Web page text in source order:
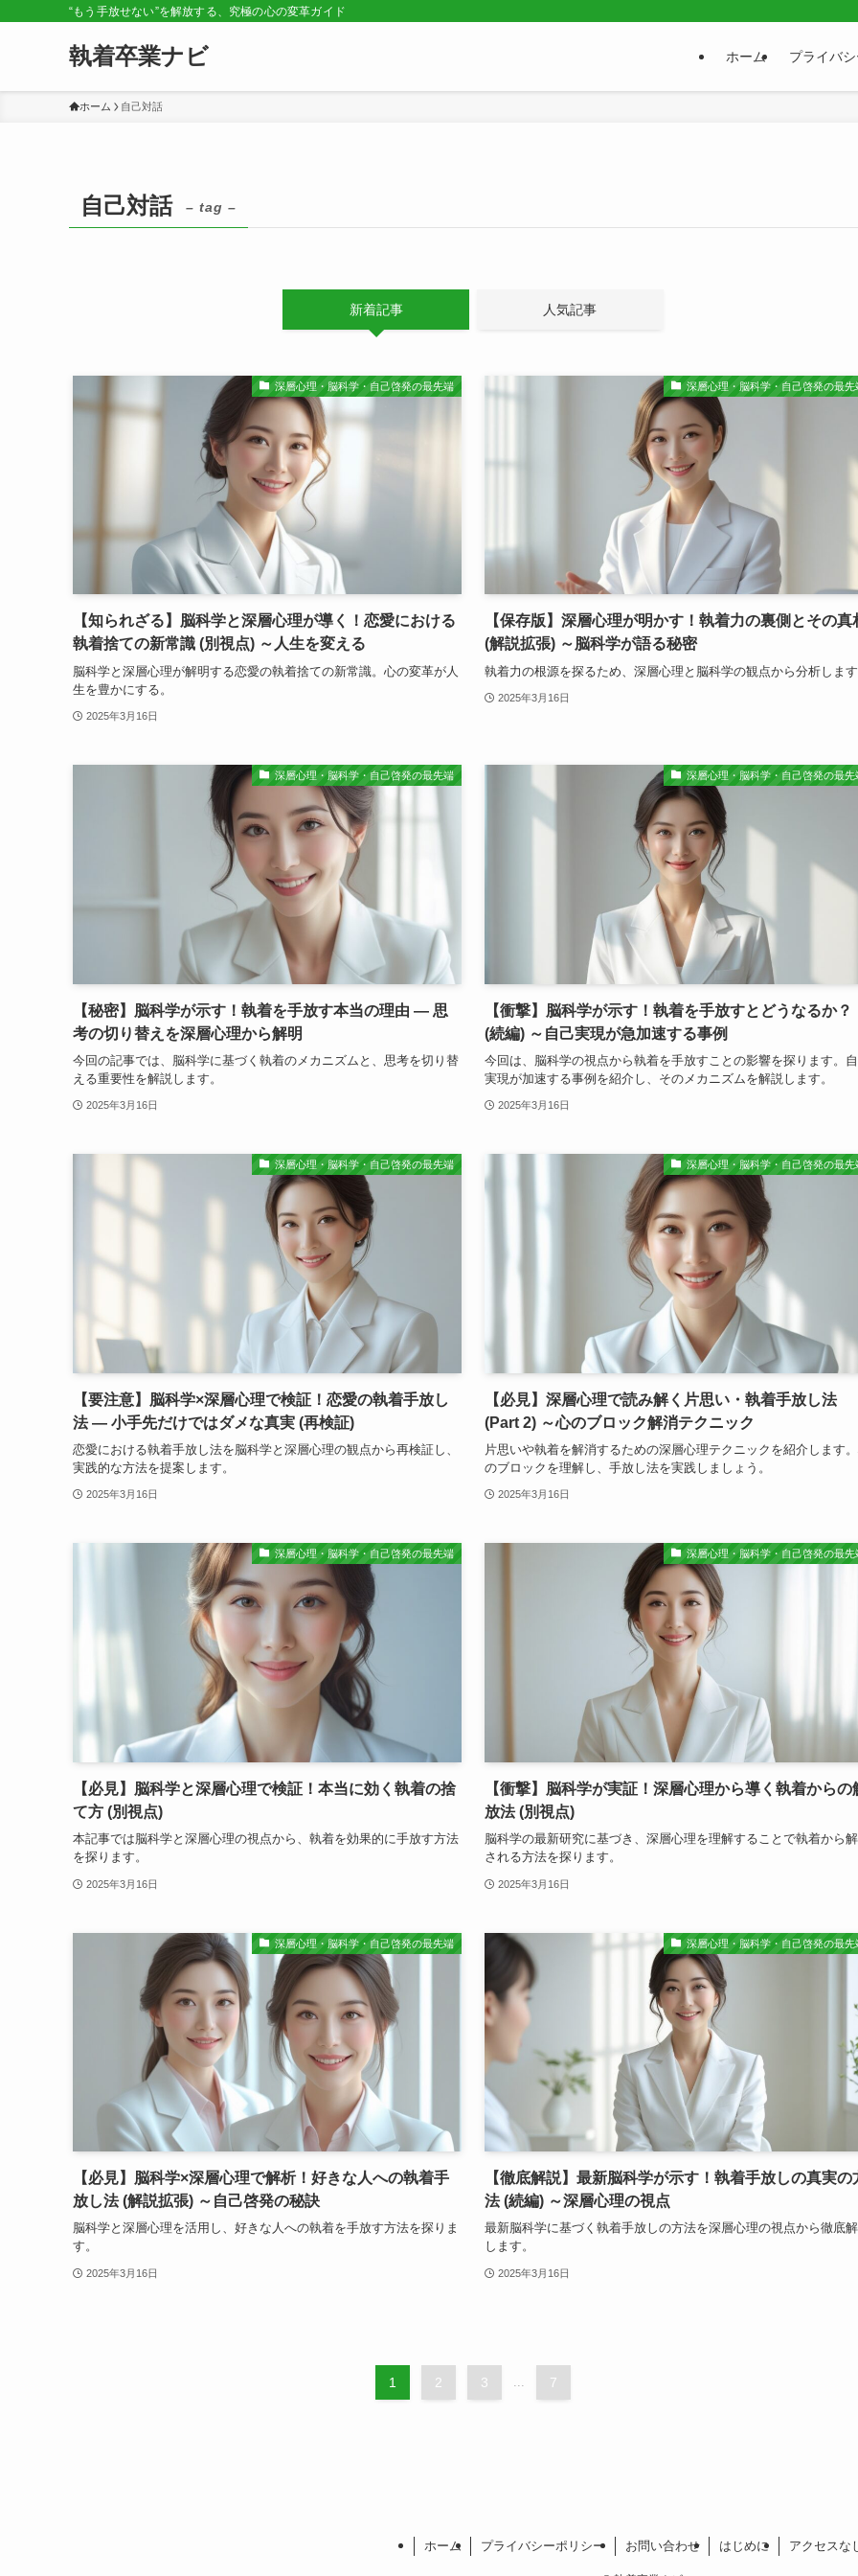
“もう手放せない”を解放する、究極の心の変革ガイド
執着卒業ナビ ホーム プライバ
ホーム 自己対話
自己対話 – tag –
新着記事 人気記事
深層心理・脳科学・自己啓発の最先端
【知られざる】脳科学と深層心理が導く！恋愛における
執着捨ての新常識 (別視点) ～人生を変える
脳科学と深層心理が解明する恋愛の執着捨ての新常識。心の変革が人
生を豊かにする。
2025年3月16日
深層心理・脳科学・自己啓発の最先
【保存版】深層心理が明かす！執着力の裏側とその真
(解説拡張) ～脳科学が語る秘密
執着力の根源を探るため、深層心理と脳科学の観点から分析しま
2025年3月16日
深層心理・脳科学・自己啓発の最先端
【秘密】脳科学が示す！執着を手放す本当の理由 ― 思
考の切り替えを深層心理から解明
今回の記事では、脳科学に基づく執着のメカニズムと、思考を切り替
える重要性を解説します。
2025年3月16日
深層心理・脳科学・自己啓発の最先
【衝撃】脳科学が示す！執着を手放すとどうなるか？
(続編) ～自己実現が急加速する事例
今回は、脳科学の視点から執着を手放すことの影響を探ります。
実現が加速する事例を紹介し、そのメカニズムを解説します。
2025年3月16日
深層心理・脳科学・自己啓発の最先端
【要注意】脳科学×深層心理で検証！恋愛の執着手放し
法 ― 小手先だけではダメな真実 (再検証)
恋愛における執着手放し法を脳科学と深層心理の観点から再検証し、
実践的な方法を提案します。
2025年3月16日
深層心理・脳科学・自己啓発の最先
【必見】深層心理で読み解く片思い・執着手放し法
(Part 2) ～心のブロック解消テクニック
片思いや執着を解消するための深層心理テクニックを紹介します
のブロックを理解し、手放し法を実践しましょう。
2025年3月16日
深層心理・脳科学・自己啓発の最先端
【必見】脳科学と深層心理で検証！本当に効く執着の捨
て方 (別視点)
本記事では脳科学と深層心理の視点から、執着を効果的に手放す方法
を探ります。
2025年3月16日
深層心理・脳科学・自己啓発の最先
【衝撃】脳科学が実証！深層心理から導く執着からの
放法 (別視点)
脳科学の最新研究に基づき、深層心理を理解することで執着から
される方法を探ります。
2025年3月16日
深層心理・脳科学・自己啓発の最先端
【必見】脳科学×深層心理で解析！好きな人への執着手
放し法 (解説拡張) ～自己啓発の秘訣
脳科学と深層心理を活用し、好きな人への執着を手放す方法を探りま
す。
2025年3月16日
深層心理・脳科学・自己啓発の最先
【徹底解説】最新脳科学が示す！執着手放しの真実の
法 (続編) ～深層心理の視点
最新脳科学に基づく執着手放しの方法を深層心理の視点から徹底
します。
2025年3月16日
1 2 3 7
ホーム プライバシーポリシー お問い合わせ はじめに アクセスな